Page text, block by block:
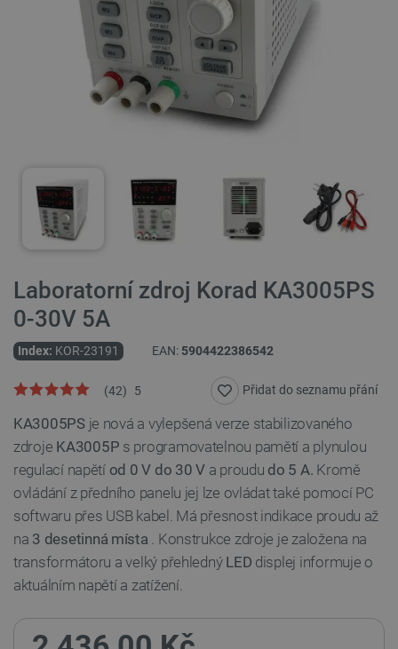
Laboratorní zdroj Korad KA3005PS
0-30V 5A
Index: KOR-23191 EAN: 5904422386542
5
(42) Přidat do seznamu přání
KA3005PSje nová a vylepšená verze stabilizovaného
zdroje KA3005P s programovatelnou pamětí a plynulou
regulací napětí od 0 V do 30 Va proudu do 5 A. Kromě
ovládání z předního panelu jej lze ovládat také pomocí PC
softwaru přes USB kabel. Má přesnost indikace proudu až
na 3 desetinná místa . Konstrukce zdroje je založena na
transformátoru a velký přehledný LED displej informuje o
aktuálním napětí a zatížení.